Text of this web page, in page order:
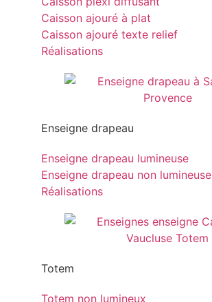
Caisson ajouré à plat
Caisson ajouré texte relief
Réalisations
Enseigne drapeau
Enseigne drapeau lumineuse
Enseigne drapeau non lumineuse
Réalisations
Totem
Totem non lumineux